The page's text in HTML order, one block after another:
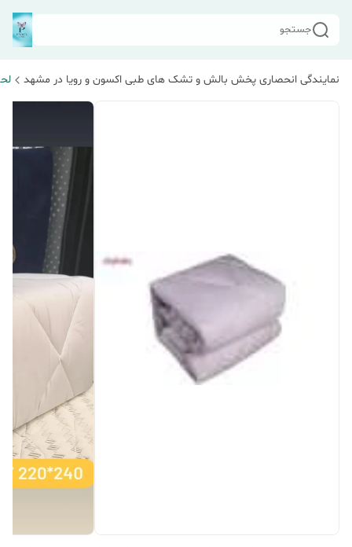
جستجو
نمایندگی انحصاری پخش بالش و تشک های طبی اکسون و رویا در مشهد